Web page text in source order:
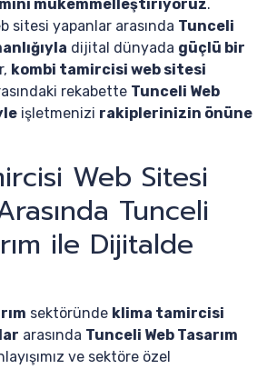
mükemmelleştiriyoruz.
sitesi yapanlar arasında Tunceli
dijital dünyada güçlü bir
kombi tamircisi web sitesi
rekabette Tunceli Web
işletmenizi rakiplerinizin önüne
Web Sitesi
Tunceli
ile Dijitalde
sektöründe klima tamircisi
arasında Tunceli Web Tasarım
ve sektöre özel